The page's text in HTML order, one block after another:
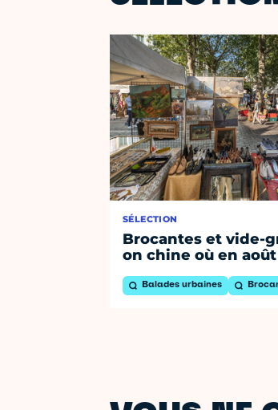
SÉLECTION
Brocantes et vide-
on chine où en août
Balades urbaines